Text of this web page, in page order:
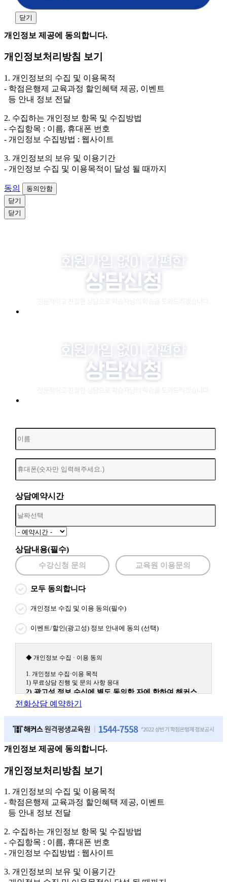
어, 해커스일본어, 해커스잡, 해커스금융, 해커스임용, 해커스공무
원, 해커스경찰, 해커스소방, 해커스공인중개사, 해커스주택관리
사, 해커스편입 등)
3. 개인정보 보유/이용 기간: 법령상 정하는 경우를 제
외하고는 회원탈퇴 시까지 이용 및 보관합니다. 단, 비회
원이거나 상담 시로부터 3년 이내 탈퇴하는 자의 경우,
소비자 불만 또는 분쟁처리를 위해 3년간 보관합니다.
의 경우에는 상담 신청이 제한됩니다.
닫기
개인정보 제공에 동의합니다.
개인정보처리방침 보기
1. 개인정보의 수집 및 이용목적
- 학점은행제 교육과정 할인혜택 제공, 이벤트
등 안내 정보 전달
2. 수집하는 개인정보 항목 및 수집방법
- 수집항목 : 이름, 휴대폰 번호
- 개인정보 수집방법 : 웹사이트
3. 개인정보의 보유 및 이용기간
- 개인정보 수집 및 이용목적이 달성 될 때까지
동의
동의안함
닫기
닫기
상담예약시간
상담내용(필수)
수강신청 문의 교육원 이용문의
모두 동의합니다
개인정보 수집 및 이용 동의(필수)
이벤트/할인(광고성) 정보 안내에 동의 (선택)
◆ 개인정보 수집 · 이용 동의
1. 개인정보 수집·이용 목적
1) 무료상담 진행 및 문의 사항 응대
2) 광고성 정보 수신에 별도 동의한 자에 한하여 해커스
원격평생교육원을 비롯한 해커스 교육그룹의 새로운 서
(해커스교육그룹: 해커스인강, 해커스프랩, 해커스톡, 해커스중국
원, 해커스경찰, 해커스소방, 해커스공인중개사, 해커스주택관리
사, 해커스편입 등)
2. 개인정보 수집·이용 항목: 이름, 휴대폰번호
3. 개인정보 보유/이용 기간: 법령상 정하는 경우를 제외
하고는 회원탈퇴 시까지 이용 및 보관합니다. 단, 비회원
이거나 상담 시로부터 3년 이내 탈퇴하는 자의 경우, 소
비자 불만 또는 분쟁처리를 위해 3년간 보관합니다.
4. 신청자는 개인정보 수집·이용을 거부할 수 있습니다. 단, 거부의
경우에는 상담 신청이 제한됩니다.
전화상담 예약하기
개인정보 제공에 동의합니다.
개인정보처리방침 보기
1. 개인정보의 수집 및 이용목적
- 학점은행제 교육과정 할인혜택 제공, 이벤트
등 안내 정보 전달
2. 수집하는 개인정보 항목 및 수집방법
- 수집항목 : 이름, 휴대폰 번호
- 개인정보 수집방법 : 웹사이트
3. 개인정보의 보유 및 이용기간